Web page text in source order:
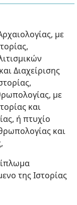
με
Διαχείρισης
με
και
ή πτυχίο
και
της Ιστορίας